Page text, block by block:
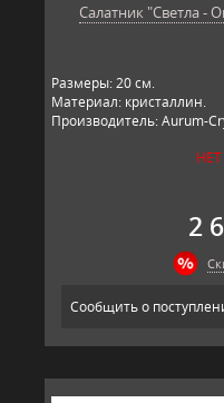
Салатник "Светла -
Размеры: 20 см.
Материал: кристаллин.
Производитель: Aurum-
2
Сообщить о